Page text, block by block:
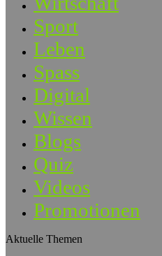
Sport
Leben
Spass
Digital
Wissen
Blogs
Quiz
Videos
Promotionen
Aktuelle Themen